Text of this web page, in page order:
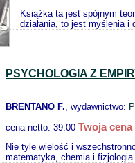
Książka ta jest spójnym
działania, to jest myślenia i
PSYCHOLOGIA Z
BRENTANO F., wydawnictwo:
cena netto: 39.00 Twoja cena
Nie tyle wielość i
matematyka, chemia i